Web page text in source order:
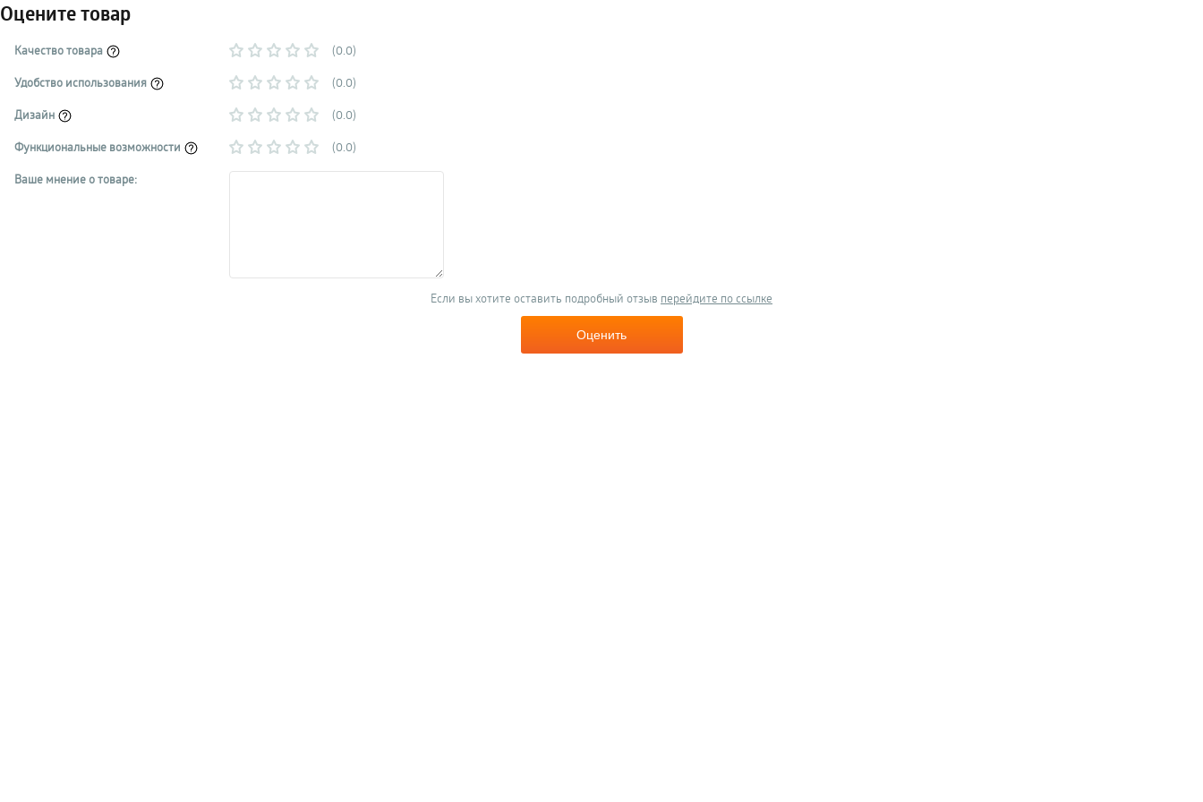
Оцените товар
Качество товара
(0.0)
Удобство использования
(0.0)
Дизайн
(0.0)
Функциональные возможности
(0.0)
Ваше мнение о товаре:
Если вы хотите оставить подробный отзыв перейдите по ссылке
Оценить